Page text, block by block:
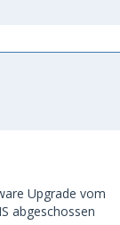
Upgrade vom
abgeschossen